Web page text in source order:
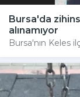
Bursa'da
alınamıyor
Bursa'nın Keles